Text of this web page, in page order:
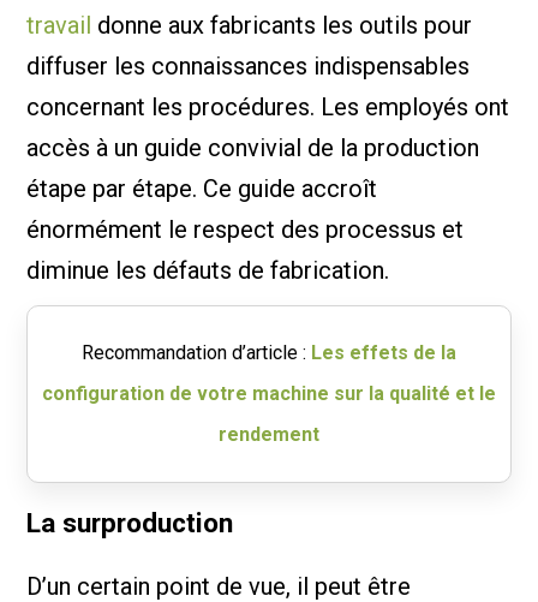
travail donne aux fabricants les outils pour
diffuser les connaissances indispensables
concernant les procédures. Les employés ont
accès à un guide convivial de la production
étape par étape. Ce guide accroît
énormément le respect des processus et
diminue les défauts de fabrication.
Recommandation d’article : Les effets de la
configuration de votre machine sur la qualité et le
rendement
La surproduction
D’un certain point de vue, il peut être